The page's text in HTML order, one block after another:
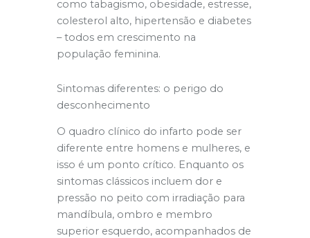
como tabagismo, obesidade, estresse,
colesterol alto, hipertensão e diabetes
– todos em crescimento na
população feminina.
Sintomas diferentes: o perigo do
desconhecimento
O quadro clínico do infarto pode ser
diferente entre homens e mulheres, e
isso é um ponto crítico. Enquanto os
sintomas clássicos incluem dor e
pressão no peito com irradiação para
mandíbula, ombro e membro
superior esquerdo, acompanhados de